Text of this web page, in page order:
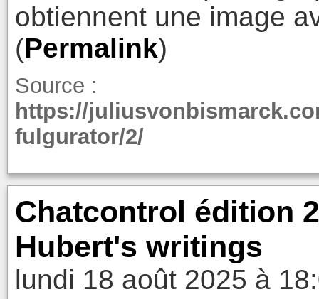
obtiennent une image
(Permalink)
Source :
https://
fulgurator/2/
Chatcontrol édition
Hubert's writings
lundi 18 août 2025 à